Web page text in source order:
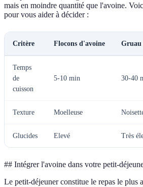
mais en moindre quantité que l'avoine.
pour vous aider à décider :
Critère Flocons d'avoine Gruau
Temps
de
cuisson
5-10 min 30-40
Texture Moelleuse
Glucides Elevé Très
## Intégrer l'avoine dans votre petit-
Le petit-déjeuner constitue le repas le plus